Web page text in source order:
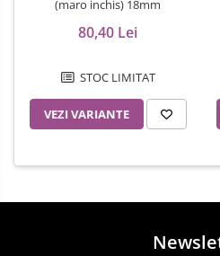
(maro inchis) 18mm
80,40 Lei
STOC LIMITAT
VEZI VARIANTE